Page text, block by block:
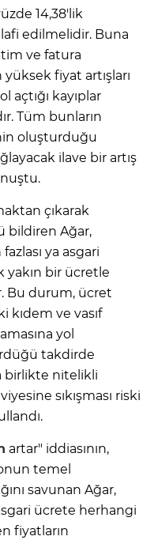
14,38'lik
edilmelidir. Buna
ve fatura
fiyat artışları
açtığı kayıplar
Tüm bunların
oluşturduğu
ilave bir artış
çıkarak
bildiren Ağar,
ya asgari
yakın bir ücretle
Bu durum, ücret
kıdem ve vasıf
yol
takdirde
birlikte nitelikli
sıkışması riski
artar" iddiasının,
temel
savunan Ağar,
ücrete herhangi
fiyatların